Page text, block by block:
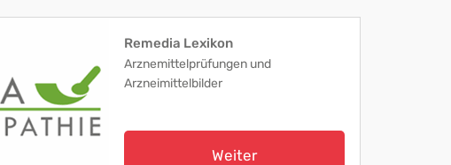
Remedia Lexikon
Arznemittelprüfungen und
Arzneimittelbilder
Weiter